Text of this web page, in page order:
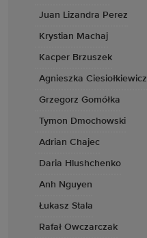
Juan Lizandra Perez
Krystian Machaj
Kacper Brzuszek
Agnieszka Ciesiołkiewicz
Grzegorz Gomółka
Tymon Dmochowski
Adrian Chajec
Daria Hlushchenko
Anh Nguyen
Łukasz Stala
Rafał Owczarczak